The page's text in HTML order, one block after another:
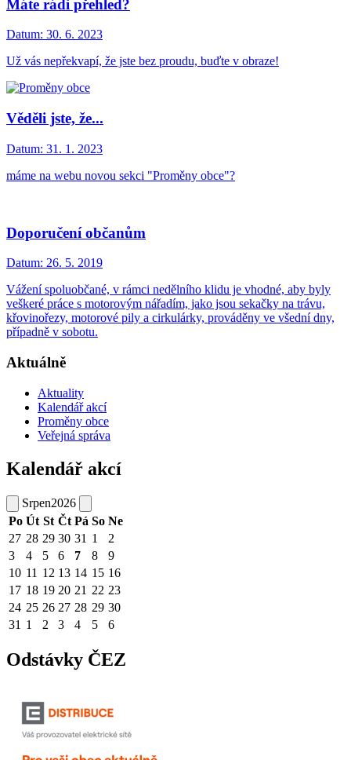
Máte rádi přehled?
Datum: 30. 6. 2023
Už vás nepřekvapí, že jste bez proudu, buďte v obraze!
Věděli jste, že...
Datum: 31. 1. 2023
máme na webu novou sekci "Proměny obce"?
Doporučení občanům
Datum: 26. 5. 2019
Vážení spoluobčané, v rámci nedělního klidu je vhodné, aby byly
veškeré práce s motorovým nářadím, jako jsou sekačky na trávu,
křovinořezy, motorové pily a cirkulárky, prováděny ve všední dny,
případně v sobotu.
Aktuálně
Aktuality
Kalendář akcí
Proměny obce
Veřejná správa
Kalendář akcí
Srpen2026
Po Út St Čt Pá So Ne
27 28 29 30 31 1
2
3
4 5 6 7 8
9
10 11 12 13 14 15 16
17 18 19 20 21 22 23
24 25 26 27 28 29 30
31 1 2 3 4 5 6
Odstávky ČEZ